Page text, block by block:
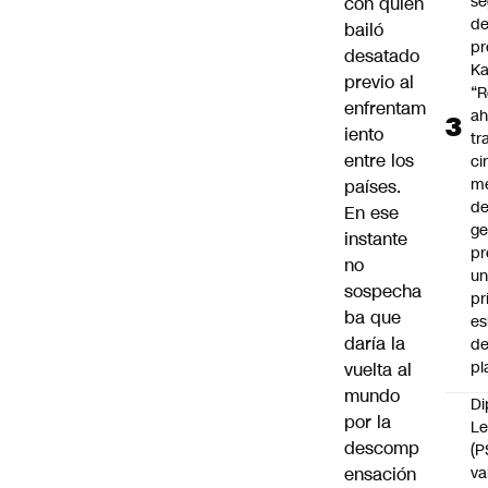
bailó
desatado
previo al
enfrentam
iento
entre los
países.
En ese
instante
no
sospecha
ba que
daría la
vuelta al
mundo
por la
descomp
ensación
de
un
de